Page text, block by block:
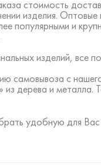
стоимость
изделия.
популярными и
изделий,
самовывоза с
дерева и металла.
удобную для